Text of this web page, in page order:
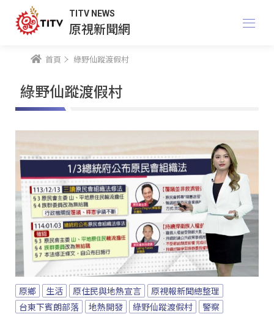
TITV NEWS
原視新聞網
首頁 綠野仙蹤渡假村
綠野仙蹤渡假村
原鄉 生活 原住民與地熱宣言
原視報新聞總整理
台東下賓朗部落
地熱開發 綠野仙蹤渡假村 警察